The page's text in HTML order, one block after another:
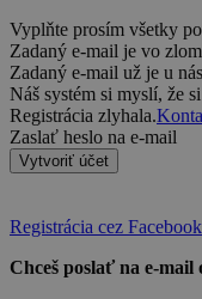
Vyplňte prosím všetky
Zadaný e-mail je vo
Zadaný e-mail už je u
Náš systém si myslí, že
Registrácia zlyhala.
Zaslať heslo na e-mail
Vytvoriť účet
Registrácia cez Facebook
Chceš poslať na e-mail